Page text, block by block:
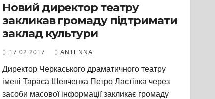
Новий директор театру
закликав громаду підтримати
заклад культури
17.02.2017 ANTENNA
Директор Черкаського драматичного театру
імені Тараса Шевченка Петро Ластівка через
засоби масової інформації закликає громаду